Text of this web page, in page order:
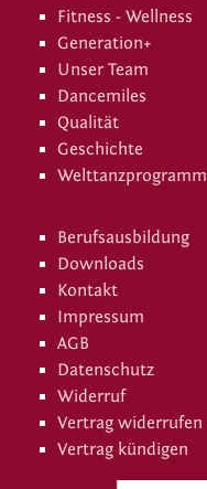
Fitness - Wellness
Generation+
Unser Team
Dancemiles
Qualität
Geschichte
Welttanzprogramm
Berufsausbildung
Downloads
Kontakt
Impressum
AGB
Datenschutz
Widerruf
Vertrag widerrufen
Vertrag kündigen